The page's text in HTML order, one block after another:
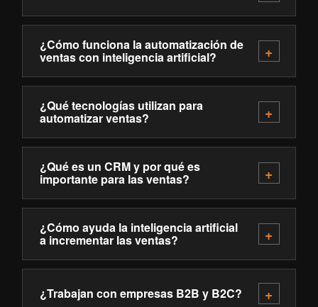
¿Cómo funciona la automatización de
ventas con inteligencia artificial?
¿Qué tecnologías utilizan para
automatizar ventas?
¿Qué es un CRM y por qué es
importante para las ventas?
¿Cómo ayuda la inteligencia artificial
a incrementar las ventas?
¿Trabajan con empresas B2B y B2C?